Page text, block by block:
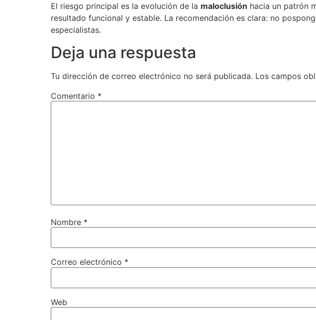
El riesgo principal es la evolución de la maloclusión hacia un patrón
resultado funcional y estable. La recomendación es clara: no
especialistas.
Deja una respuesta
Tu dirección de correo electrónico no será publicada. Los campos
Comentario *
Nombre *
Correo electrónico *
Web